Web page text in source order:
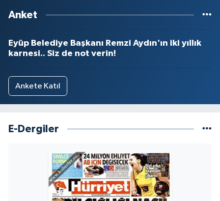
Anket
Eyüp Belediye Başkanı Remzi Aydın'ın iki yıllık
karnesi.. Siz de not verin!
Ankete Katıl
E-Dergiler